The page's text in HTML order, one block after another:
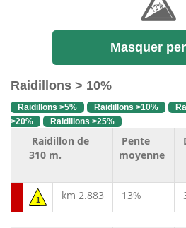
Masquer
Raidillons > 10%
Raidillons >5% Raidillons >10%
>20%
Raidillons >25%
Raidillon de
310 m.
Pente
moyenne
1 km 2.883 13%